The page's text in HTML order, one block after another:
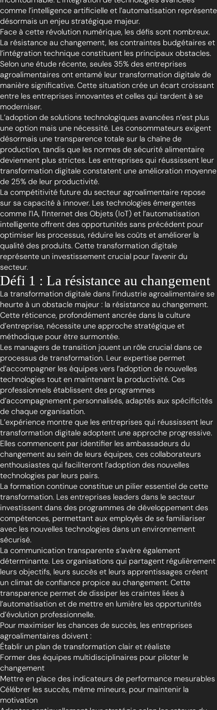
comme l’intelligence artificielle et l’automatisation représente
désormais un enjeu stratégique majeur.
Face à cette révolution numérique, les défis sont nombreux.
La résistance au changement, les contraintes budgétaires et
l’intégration technique constituent les principaux obstacles.
Selon une étude récente, seules 35% des entreprises
agroalimentaires ont entamé leur transformation digitale de
manière significative. Cette situation crée un écart croissant
entre les entreprises innovantes et celles qui tardent à se
moderniser.
L’adoption de solutions technologiques avancées n’est plus
une option mais une nécessité. Les consommateurs exigent
désormais une transparence totale sur la chaîne de
production, tandis que les normes de sécurité alimentaire
deviennent plus strictes. Les entreprises qui réussissent leur
transformation digitale constatent une amélioration moyenne
de 25% de leur productivité.
La compétitivité future du secteur agroalimentaire repose
sur sa capacité à innover. Les technologies émergentes
comme l’IA, l’Internet des Objets (IoT) et l’automatisation
intelligente offrent des opportunités sans précédent pour
optimiser les processus, réduire les coûts et améliorer la
qualité des produits. Cette transformation digitale
représente un investissement crucial pour l’avenir du
secteur.
Défi 1 : La résistance au changement
La transformation digitale dans l’industrie agroalimentaire se
heurte à un obstacle majeur : la résistance au changement.
Cette réticence, profondément ancrée dans la culture
d’entreprise, nécessite une approche stratégique et
méthodique pour être surmontée.
Les managers de transition jouent un rôle crucial dans ce
processus de transformation. Leur expertise permet
d’accompagner les équipes vers l’adoption de nouvelles
technologies tout en maintenant la productivité. Ces
professionnels établissent des programmes
d’accompagnement personnalisés, adaptés aux spécificités
de chaque organisation.
L’expérience montre que les entreprises qui réussissent leur
transformation digitale adoptent une approche progressive.
Elles commencent par identifier les ambassadeurs du
changement au sein de leurs équipes, ces collaborateurs
enthousiastes qui faciliteront l’adoption des nouvelles
technologies par leurs pairs.
La formation continue constitue un pilier essentiel de cette
transformation. Les entreprises leaders dans le secteur
investissent dans des programmes de développement des
compétences, permettant aux employés de se familiariser
avec les nouvelles technologies dans un environnement
sécurisé.
La communication transparente s’avère également
déterminante. Les organisations qui partagent régulièrement
leurs objectifs, leurs succès et leurs apprentissages créent
un climat de confiance propice au changement. Cette
transparence permet de dissiper les craintes liées à
l’automatisation et de mettre en lumière les opportunités
d’évolution professionnelle.
Pour maximiser les chances de succès, les entreprises
agroalimentaires doivent :
Établir un plan de transformation clair et réaliste
Former des équipes multidisciplinaires pour piloter le
changement
Mettre en place des indicateurs de performance mesurables
Célébrer les succès, même mineurs, pour maintenir la
motivation